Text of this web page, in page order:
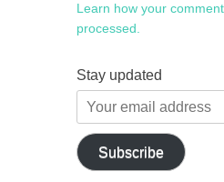
Learn how your
processed.
Stay updated
Your
email
address
Subscribe